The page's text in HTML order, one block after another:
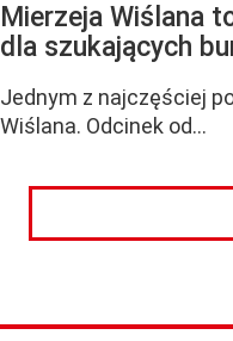
Mierzeja Wiślana
dla szukających
Jednym z najczęściej
Wiślana. Odcinek od...